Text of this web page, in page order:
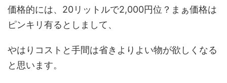
価格的には、20リットルで2,000円位？まぁ価格は
ピンキリ有るとしまして、
やはりコストと手間は省きよりよい物が欲しくなる
と思います。